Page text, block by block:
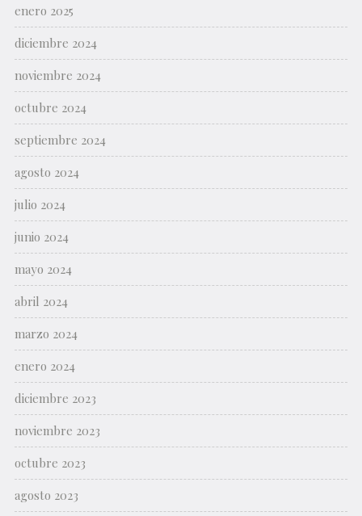
enero 2025
diciembre 2024
noviembre 2024
octubre 2024
septiembre 2024
agosto 2024
julio 2024
junio 2024
mayo 2024
abril 2024
marzo 2024
enero 2024
diciembre 2023
noviembre 2023
octubre 2023
agosto 2023